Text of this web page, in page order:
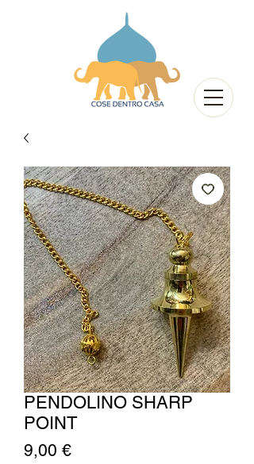
PENDOLINO SHARP
POINT
9,00 €Prezzo